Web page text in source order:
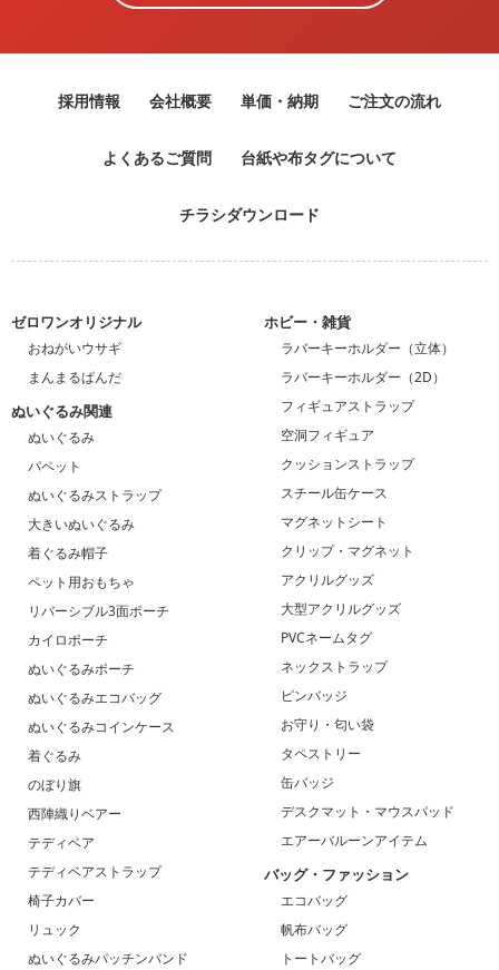
採用情報 会社概要 単価・納期 ご注文の流れ
よくあるご質問 台紙や布タグについて
チラシダウンロード
ゼロワンオリジナル
おねがいウサギ
まんまるぱんだ
ぬいぐるみ関連
ぬいぐるみ
パペット
ぬいぐるみストラップ
大きいぬいぐるみ
着ぐるみ帽子
ペット用おもちゃ
リバーシブル3面ポーチ
カイロポーチ
ぬいぐるみポーチ
ぬいぐるみエコバッグ
ぬいぐるみコインケース
着ぐるみ
のぼり旗
西陣織りベアー
テディベア
テディベアストラップ
椅子カバー
リュック
ぬいぐるみパッチンバンド
ホビー・雑貨
ラバーキーホルダー（立体）
ラバーキーホルダー（2D）
フィギュアストラップ
空洞フィギュア
クッションストラップ
スチール缶ケース
マグネットシート
クリップ・マグネット
アクリルグッズ
大型アクリルグッズ
PVCネームタグ
ネックストラップ
ピンバッジ
お守り・匂い袋
タペストリー
缶バッジ
デスクマット・マウスパッド
エアーバルーンアイテム
バッグ・ファッション
エコバッグ
帆布バッグ
トートバッグ